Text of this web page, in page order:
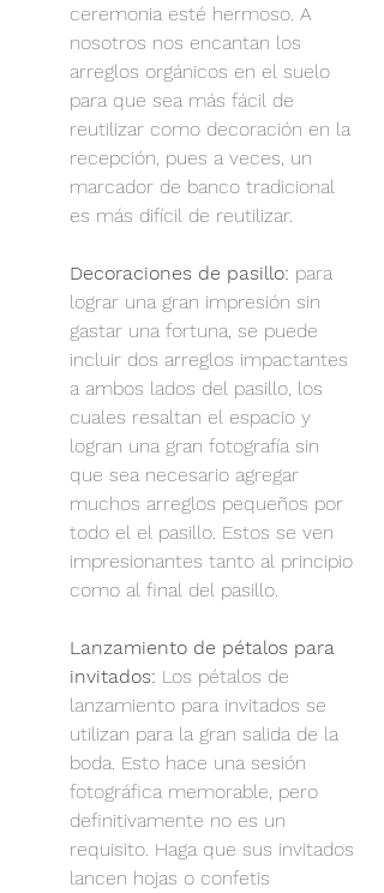
ceremonia esté hermoso. A
nosotros nos encantan los
arreglos orgánicos en el suelo
para que sea más fácil de
reutilizar como decoración en la
recepción, pues a veces, un
marcador de banco tradicional
es más difícil de reutilizar.
Decoraciones de pasillo: para
lograr una gran impresión sin
gastar una fortuna, se puede
incluir dos arreglos impactantes
a ambos lados del pasillo, los
cuales resaltan el espacio y
logran una gran fotografía sin
que sea necesario agregar
muchos arreglos pequeños por
todo el el pasillo. Estos se ven
impresionantes tanto al principio
como al final del pasillo.
Lanzamiento de pétalos para
invitados: Los pétalos de
lanzamiento para invitados se
utilizan para la gran salida de la
boda. Esto hace una sesión
fotográfica memorable, pero
definitivamente no es un
requisito. Haga que sus invitados
lancen hojas o confetis